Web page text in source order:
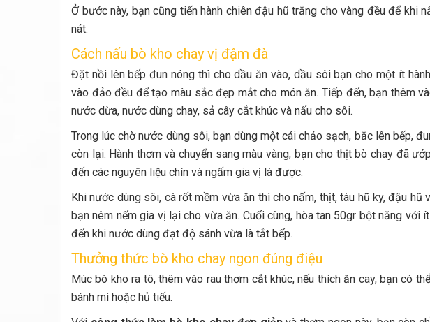
Ở bước này, bạn cũng tiến hành chiên đậu hũ trắng cho vàng đều để khi
nát.
Cách nấu bò kho chay vị đậm đà
Đặt nồi lên bếp đun nóng thì cho dầu ăn vào, dầu sôi bạn cho một ít
vào đảo đều để tạo màu sắc đẹp mắt cho món ăn. Tiếp đến, bạn thêm
nước dừa, nước dùng chay, sả cây cắt khúc và nấu cho sôi.
Trong lúc chờ nước dùng sôi, bạn dùng một cái chảo sạch, bắc lên bếp,
còn lại. Hành thơm và chuyển sang màu vàng, bạn cho thịt bò chay đã
đến các nguyên liệu chín và ngấm gia vị là được.
Khi nước dùng sôi, cà rốt mềm vừa ăn thì cho nấm, thịt, tàu hũ ky, đậu
bạn nêm nếm gia vị lại cho vừa ăn. Cuối cùng, hòa tan 50gr bột năng với
đến khi nước dùng đạt độ sánh vừa là tắt bếp.
Thưởng thức bò kho chay ngon đúng điệu
Múc bò kho ra tô, thêm vào rau thơm cắt khúc, nếu thích ăn cay, bạn có
bánh mì hoặc hủ tiếu.